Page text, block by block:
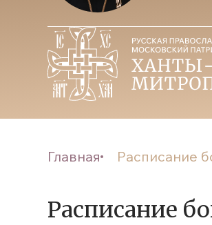
Главная Расписание
Расписание